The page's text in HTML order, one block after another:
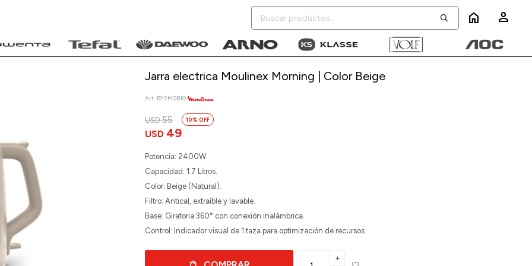
home
Jarra electrica Moulinex Morning | Color Beige
BY2M0B10
USD 49
USD 55 10
Potencia: 2400W.
Capacidad: 1.7 Litros.
Color: Beige (Natural).
Filtro: Antical, extraíble y lavable.
Base: Giratoria 360° con conexión inalámbrica.
Control: Indicador visual de 1 taza para optimización de recursos.
add